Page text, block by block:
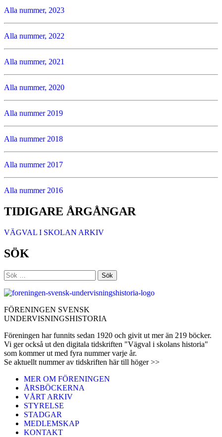
Alla nummer, 2023
Alla nummer, 2022
Alla nummer, 2021
Alla nummer, 2020
Alla nummer 2019
Alla nummer 2018
Alla nummer 2017
Alla nummer 2016
TIDIGARE ÅRGÅNGAR
VÄGVAL I SKOLAN ARKIV
SÖK
Sök
efter:
FÖRENINGEN SVENSK
UNDERVISNINGSHISTORIA
Föreningen har funnits sedan 1920 och givit ut mer än 219 böcker.
Vi ger också ut den digitala tidskriften "Vägval i skolans historia"
som kommer ut med fyra nummer varje år.
Se aktuellt nummer av tidskriften här till höger >>
MER OM FÖRENINGEN
ÅRSBÖCKERNA
VÅRT ARKIV
STYRELSE
STADGAR
MEDLEMSKAP
KONTAKT